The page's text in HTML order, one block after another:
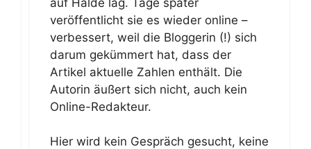
veröffentlicht sie es wieder online –
verbessert, weil die Bloggerin (!) sich
darum gekümmert hat, dass der
Artikel aktuelle Zahlen enthält. Die
Autorin äußert sich nicht, auch kein
Online-Redakteur.
Hier wird kein Gespräch gesucht, keine